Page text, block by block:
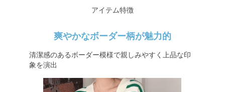
アイテム特徴
爽やかなボーダー柄が魅力的
清潔感のあるボーダー模様で親しみやすく上品な印
象を演出